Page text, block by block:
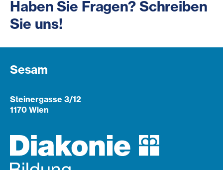
Haben Sie Fragen? Schreiben
Sie uns!
Sesam
Steinergasse 3/12
1170 Wien